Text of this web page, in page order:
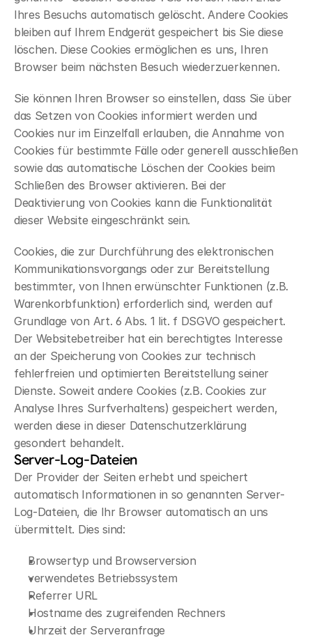
Ihres Besuchs automatisch gelöscht. Andere Cookies
bleiben auf Ihrem Endgerät gespeichert bis Sie diese
löschen. Diese Cookies ermöglichen es uns, Ihren
Browser beim nächsten Besuch wiederzuerkennen.
Sie können Ihren Browser so einstellen, dass Sie über
das Setzen von Cookies informiert werden und
Cookies nur im Einzelfall erlauben, die Annahme von
Cookies für bestimmte Fälle oder generell ausschließen
sowie das automatische Löschen der Cookies beim
Schließen des Browser aktivieren. Bei der
Deaktivierung von Cookies kann die Funktionalität
dieser Website eingeschränkt sein.
Cookies, die zur Durchführung des elektronischen
Kommunikationsvorgangs oder zur Bereitstellung
bestimmter, von Ihnen erwünschter Funktionen (z.B.
Warenkorbfunktion) erforderlich sind, werden auf
Grundlage von Art. 6 Abs. 1 lit. f DSGVO gespeichert.
Der Websitebetreiber hat ein berechtigtes Interesse
an der Speicherung von Cookies zur technisch
fehlerfreien und optimierten Bereitstellung seiner
Dienste. Soweit andere Cookies (z.B. Cookies zur
Analyse Ihres Surfverhaltens) gespeichert werden,
werden diese in dieser Datenschutzerklärung
gesondert behandelt.
Server-Log-Dateien
Der Provider der Seiten erhebt und speichert
automatisch Informationen in so genannten Server-
Log-Dateien, die Ihr Browser automatisch an uns
übermittelt. Dies sind:
Browsertyp und Browserversion
verwendetes Betriebssystem
Referrer URL
Hostname des zugreifenden Rechners
Uhrzeit der Serveranfrage